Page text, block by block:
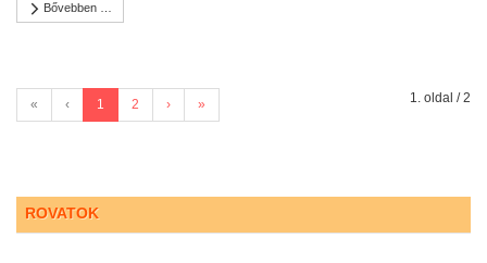
Bővebben …
1. oldal / 2
« ‹ 1 2 › »
ROVATOK